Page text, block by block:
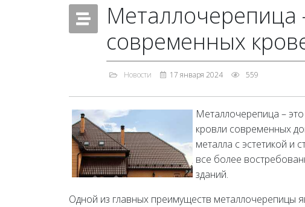
Металлочерепица
современных
Новости 17 января 2024 559
Металлочерепица –
кровли современных
металла с эстетикой и
все более
зданий.
Одной из главных преимуществ металлочерепицы